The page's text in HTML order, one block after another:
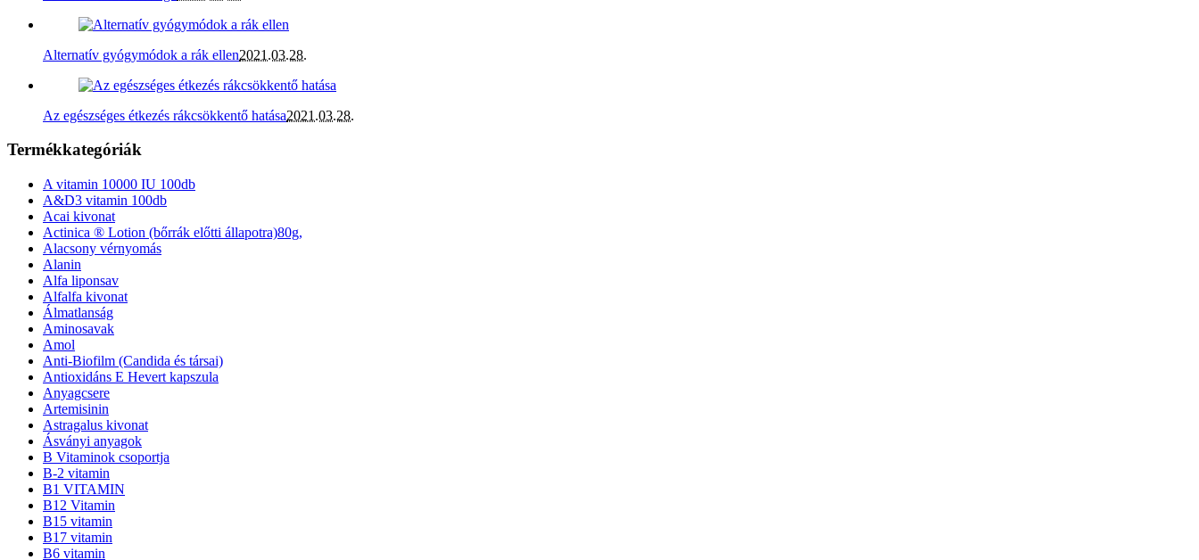
Alternatív gyógymódok a rák ellen2021.03.28.
Az egészséges étkezés rákcsökkentő hatása2021.03.28.
Termékkategóriák
A vitamin 10000 IU 100db
A&D3 vitamin 100db
Acai kivonat
Actinica ® Lotion (bőrrák előtti állapotra)80g,
Alacsony vérnyomás
Alanin
Alfa liponsav
Alfalfa kivonat
Álmatlanság
Aminosavak
Amol
Anti-Biofilm (Candida és társai)
Antioxidáns E Hevert kapszula
Anyagcsere
Artemisinin
Astragalus kivonat
Ásványi anyagok
B Vitaminok csoportja
B-2 vitamin
B1 VITAMIN
B12 Vitamin
B15 vitamin
B17 vitamin
B6 vitamin